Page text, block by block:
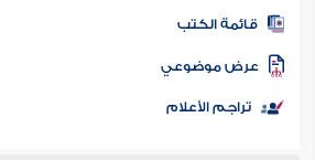
المكتبة
الكتب
موضوعي